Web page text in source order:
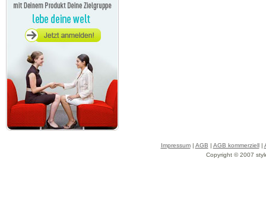
Impressum| AGB | AGB kommerziell|
Copyright © 2007